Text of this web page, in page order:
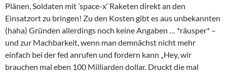
Plänen, Soldaten mit ’space-x‘ Raketen direkt an den
Einsatzort zu bringen! Zu den Kosten gibt es aus unbekannten
(haha) Gründen allerdings noch keine Angaben … *räusper* –
und zur Machbarkeit, wenn man demnächst nicht mehr
einfach bei der fed anrufen und fordern kann „Hey, wir
brauchen mal eben 100 Milliarden dollar. Druckt die mal